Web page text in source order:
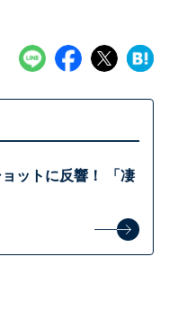
ットに反響！ 「凄